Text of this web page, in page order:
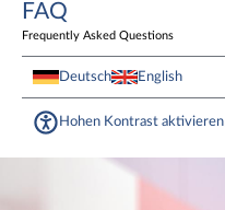
FAQ
Frequently Asked Questions
Deutsch English
Hohen Kontrast aktivieren